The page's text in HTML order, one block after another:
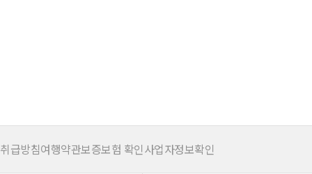
급방침여행약관보증보험 확인사업자정보확인